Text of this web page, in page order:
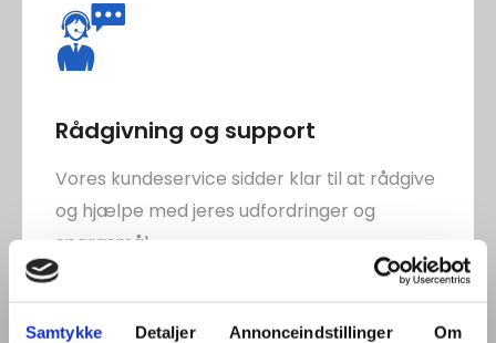
Samtykke Detaljer Annonceindstillinger Om
Rådgivning og support
Vores kundeservice sidder klar til at rådgive
og hjælpe med jeres udfordringer og
spørgsmål.